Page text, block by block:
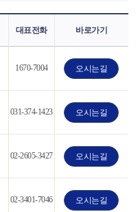
대표전화 바로가기
1670-7004 오시는길
031-374-1423 오시는길
02-2605-3427 오시는길
02-3401-7046 오시는길